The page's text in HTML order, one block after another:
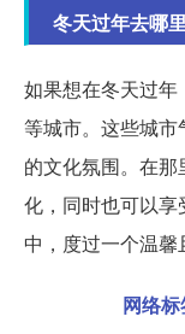
冬天过年去哪
如果想在冬天过
等城市。这些城
的文化氛围。在
化，同时也可以
中，度过一个温馨
网络标